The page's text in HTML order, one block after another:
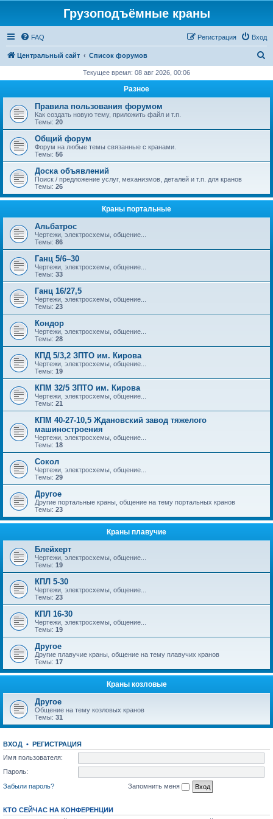
Грузоподъёмные краны
FAQ Вход
Регистрация
Центральный сайт Список форумов
с
Текущее время: 08 авг 2026, 00:06
Разное
Правила пользования форумом
Как создать новую тему, приложить файл и т.п.
Темы: 20
Общий форум
Форум на любые темы связанные с кранами.
Темы: 56
Доска объявлений
Поиск / предложение услуг, механизмов, деталей и т.п. для кранов
Темы: 26
Краны портальные
Альбатрос
Чертежи, электросхемы, общение...
Темы: 86
Ганц 5/6–30
Чертежи, электросхемы, общение...
Темы: 33
Ганц 16/27,5
Чертежи, электросхемы, общение...
Темы: 23
Кондор
Чертежи, электросхемы, общение...
Темы: 28
КПД 5/3,2 ЗПТО им. Кирова
Чертежи, электросхемы, общение...
Темы: 19
КПМ 32/5 ЗПТО им. Кирова
Чертежи, электросхемы, общение...
Темы: 21
КПМ 40-27-10,5 Ждановский завод тяжелого
машиностроения
Чертежи, электросхемы, общение...
Темы: 18
Сокол
Чертежи, электросхемы, общение...
Темы: 29
Другое
Другие портальные краны, общение на тему портальных кранов
Темы: 23
Краны плавучие
Блейхерт
Чертежи, электросхемы, общение...
Темы: 19
КПЛ 5-30
Чертежи, электросхемы, общение...
Темы: 23
КПЛ 16-30
Чертежи, электросхемы, общение...
Темы: 19
Другое
Другие плавучие краны, общение на тему плавучих кранов
Темы: 17
Краны козловые
Другое
Общение на тему козловых кранов
Темы: 31
ВХОД • РЕГИСТРАЦИЯ
Имя пользователя:
Пароль:
Забыли пароль?
Запомнить меня
КТО СЕЙЧАС НА КОНФЕРЕНЦИИ